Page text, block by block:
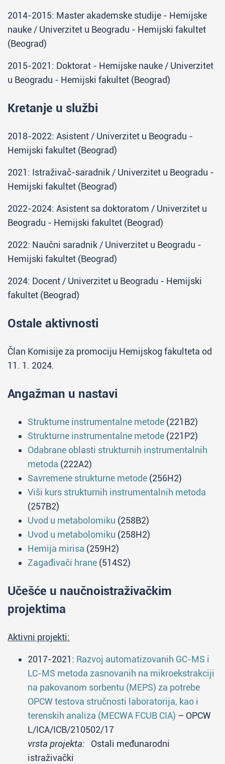
2014-2015: Master akademske studije - Hemijske
nauke / Univerzitet u Beogradu - Hemijski fakultet
(Beograd)
2015-2021: Doktorat - Hemijske nauke / Univerzitet
u Beogradu - Hemijski fakultet (Beograd)
Kretanje u službi
2018-2022: Asistent / Univerzitet u Beogradu -
Hemijski fakultet (Beograd)
2021: Istraživač-saradnik / Univerzitet u Beogradu -
Hemijski fakultet (Beograd)
2022-2024: Asistent sa doktoratom / Univerzitet u
Beogradu - Hemijski fakultet (Beograd)
2022: Naučni saradnik / Univerzitet u Beogradu -
Hemijski fakultet (Beograd)
2024: Docent / Univerzitet u Beogradu - Hemijski
fakultet (Beograd)
Ostale aktivnosti
Član Komisije za promociju Hemijskog fakulteta od
11. 1. 2024.
Angažman u nastavi
Strukturne instrumentalne metode (221B2)
Strukturne instrumentalne metode (221P2)
Odabrane oblasti strukturnih instrumentalnih
metoda (222A2)
Savremene strukturne metode (256H2)
Viši kurs strukturnih instrumentalnih metoda
(257B2)
Uvod u metabolomiku (258B2)
Uvod u metabolomiku (258H2)
Hemija mirisa (259H2)
Zagađivači hrane (514S2)
Učešće u naučnoistraživačkim
projektima
Aktivni projekti:
2017-2021: Razvoj automatizovanih GC-MS i
LC-MS metoda zasnovanih na mikroekstrakciji
na pakovanom sorbentu (MEPS) za potrebe
OPCW testova stručnosti laboratorija, kao i
terenskih analiza (MECWA FCUB CIA) – OPCW
L/ICA/ICB/210502/17
vrsta projekta: Ostali međunarodni
istraživački